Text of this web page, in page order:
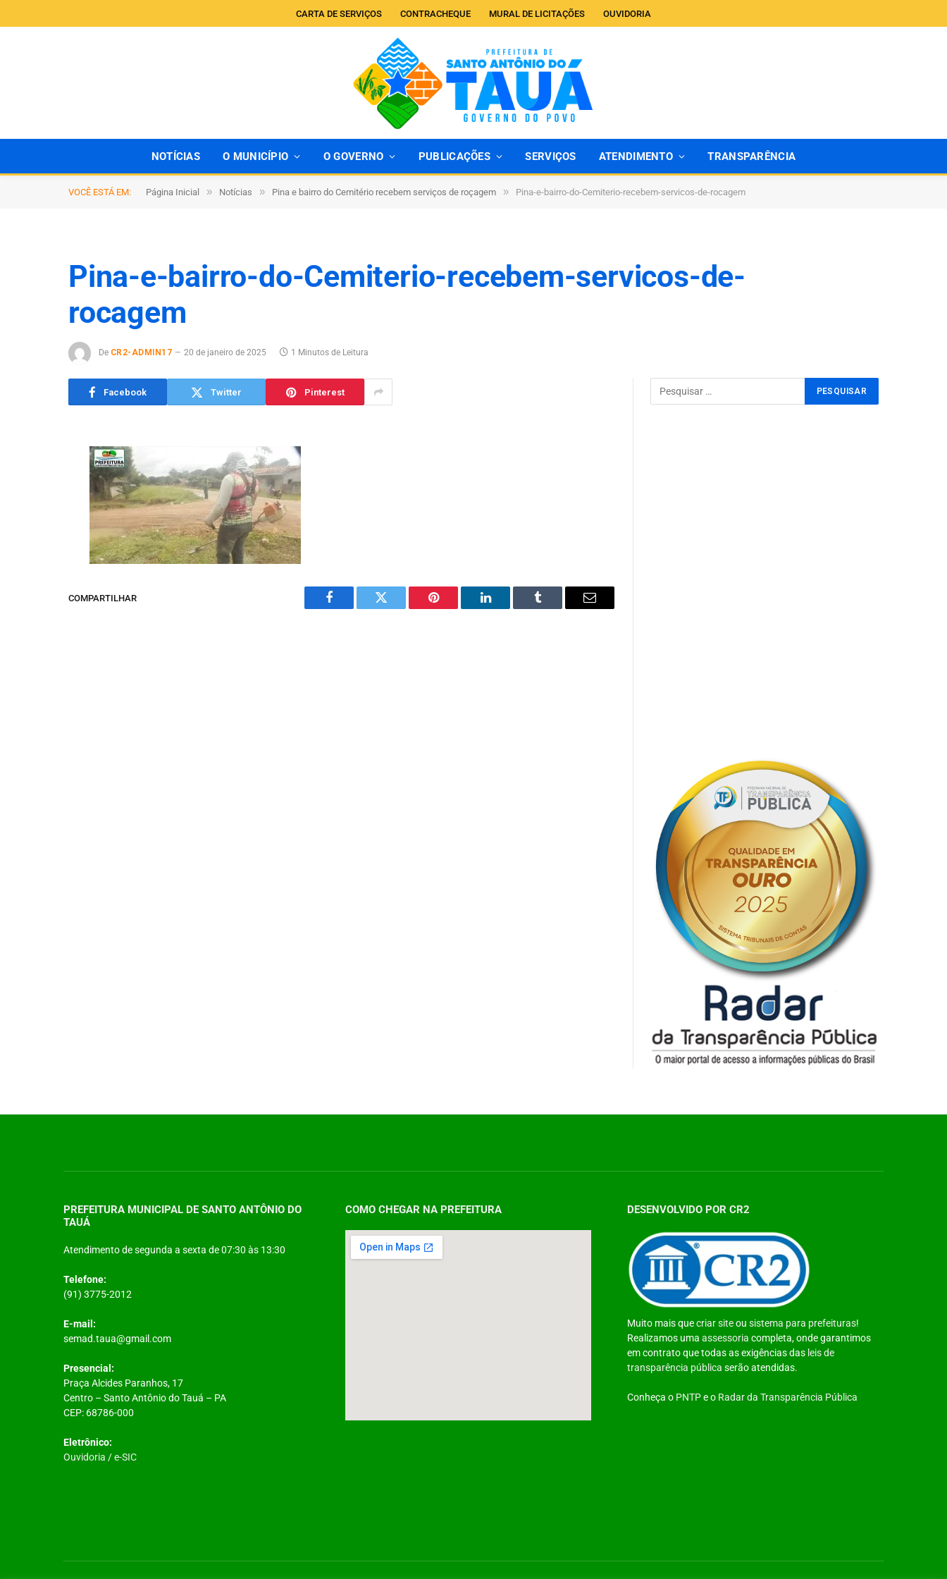
CARTA DE SERVIÇOS CONTRACHEQUE MURAL DE LICITAÇÕES OUVIDORIA
NOTÍCIAS O MUNICÍPIO O GOVERNO PUBLICAÇÕES SERVIÇOS ATENDIMENTO TRANSPARÊNCIA
VOCÊ ESTÁ EM: Página Inicial » Notícias » Pina e bairro do Cemitério recebem serviços de roçagem » Pina-e-bairro-do-Cemiterio-recebem-servicos-de-rocagem
Pina-e-bairro-do-Cemiterio-recebem-servicos-de-
rocagem
De CR2-ADMIN17 20 de janeiro de 2025 1 Minutos de Leitura
Facebook Twitter Pinterest
COMPARTILHAR
Facebook Twitter Pinterest LinkedIn Tumblr Email
PREFEITURA MUNICIPAL DE SANTO ANTÔNIO DO
TAUÁ
Atendimento de segunda a sexta de 07:30 às 13:30
Telefone:
(91) 3775-2012
E-mail:
semad.taua@gmail.com
Presencial:
Praça Alcides Paranhos, 17
Centro – Santo Antônio do Tauá – PA
CEP: 68786-000
Eletrônico:
Ouvidoria /e-SIC
COMO CHEGAR NA PREFEITURA DESENVOLVIDO POR CR2
Muito mais quecriar siteou sistema para prefeituras!
Realizamos uma assessoria completa, onde garantimos
em contrato que todas as exigências das leis de
transparência pública serão atendidas.
Conheça o PNTPe o Radar da Transparência Pública